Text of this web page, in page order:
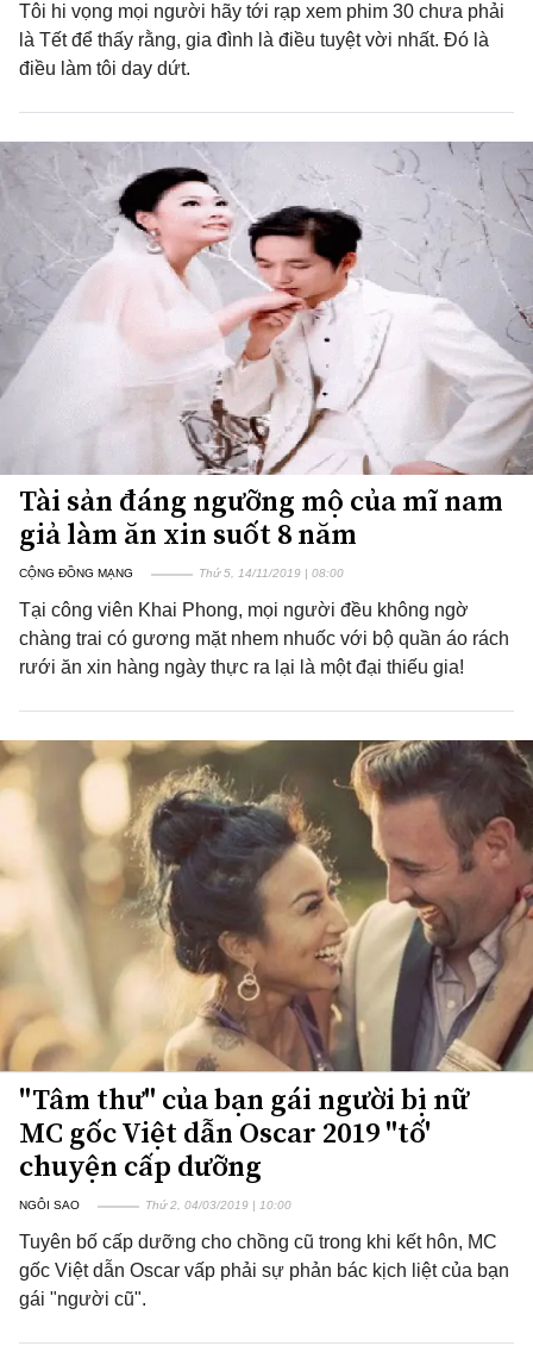
Tôi hi vọng mọi người hãy tới rạp xem phim 30 chưa phải
là Tết để thấy rằng, gia đình là điều tuyệt vời nhất. Đó là
điều làm tôi day dứt.
Tài sản đáng ngưỡng mộ của mĩ nam
giả làm ăn xin suốt 8 năm
CỘNG ĐỒNG MẠNG Thứ 5, 14/11/2019 | 08:00
Tại công viên Khai Phong, mọi người đều không ngờ
chàng trai có gương mặt nhem nhuốc với bộ quần áo rách
rưới ăn xin hàng ngày thực ra lại là một đại thiếu gia!
"Tâm thư" của bạn gái người bị nữ
MC gốc Việt dẫn Oscar 2019 "tố'
chuyện cấp dưỡng
NGÔI SAO Thứ 2, 04/03/2019 | 10:00
Tuyên bố cấp dưỡng cho chồng cũ trong khi kết hôn, MC
gốc Việt dẫn Oscar vấp phải sự phản bác kịch liệt của bạn
gái "người cũ".